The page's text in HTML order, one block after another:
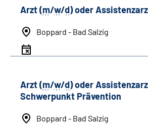
Arzt (m/w/d) oder
Boppard - Bad Salzig
Arzt (m/w/d) oder
Schwerpunkt Prävention
Boppard - Bad Salzig